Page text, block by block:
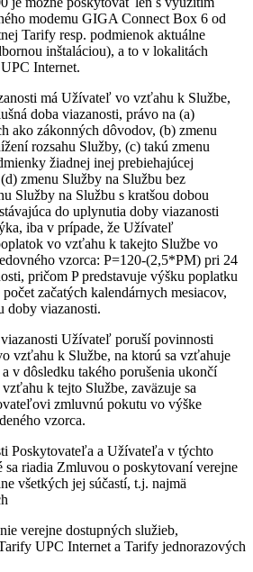
modemu GIGA Connect Box 6 od
Tarify resp. podmienok aktuálne
inštaláciou), a to v lokalitách
Internet.
má Užívateľ vo vzťahu k Službe,
doba viazanosti, právo na (a)
ako zákonných dôvodov, (b) zmenu
rozsahu Služby, (c) takú zmenu
žiadnej inej prebiehajúcej
zmenu Služby na Službu bez
Služby na Službu s kratšou dobou
do uplynutia doby viazanosti
iba v prípade, že Užívateľ
vo vzťahu k takejto Službe vo
vzorca: P=120-(2,5*PM) pri 24
pričom P predstavuje výšku poplatku
začatých kalendárnych mesiacov,
doby viazanosti.
Užívateľ poruší povinnosti
vzťahu k Službe, na ktorú sa vzťahuje
v dôsledku takého porušenia ukončí
k tejto Službe, zaväzuje sa
zmluvnú pokutu vo výške
vzorca.
Poskytovateľa a Užívateľa v týchto
sa riadia Zmluvou o poskytovaní verejne
všetkých jej súčastí, t.j. najmä
verejne dostupných služieb,
UPC Internet a Tarify jednorazových